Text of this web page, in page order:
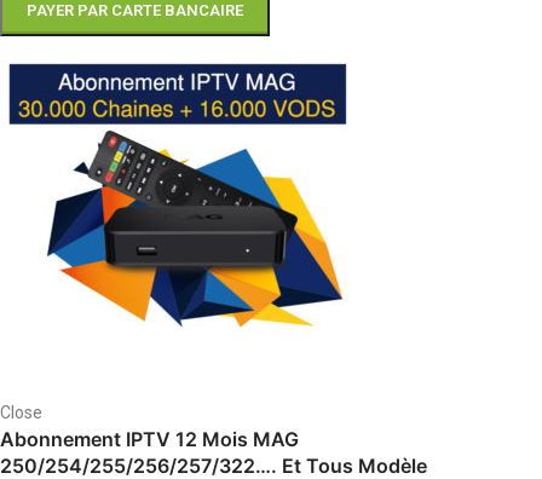
PAYER PAR CARTE BANCAIRE
Close
Abonnement IPTV 12 Mois MAG
250/254/255/256/257/322…. Et Tous Modèle